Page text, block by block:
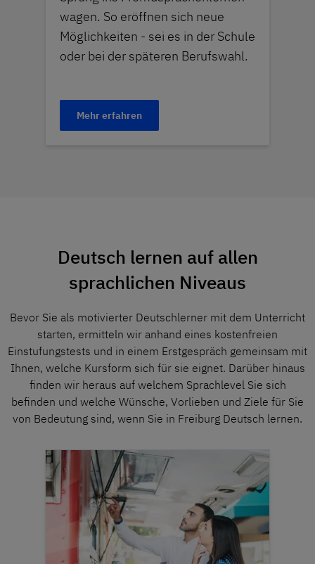
wagen. So eröffnen sich neue
Möglichkeiten - sei es in der Schule
oder bei der späteren Berufswahl.
Mehr erfahren
Deutsch lernen auf allen
sprachlichen Niveaus
Bevor Sie als motivierter Deutschlerner mit dem Unterricht
starten, ermitteln wir anhand eines kostenfreien
Einstufungstests und in einem Erstgespräch gemeinsam mit
Ihnen, welche Kursform sich für sie eignet. Darüber hinaus
finden wir heraus auf welchem Sprachlevel Sie sich
befinden und welche Wünsche, Vorlieben und Ziele für Sie
von Bedeutung sind, wenn Sie in Freiburg Deutsch lernen.